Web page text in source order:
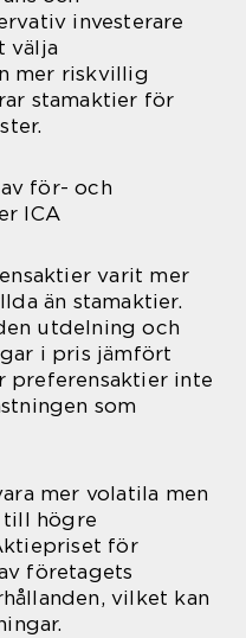
investerare
välja
mer riskvillig
stamaktier för
för- och
ICA
varit mer
än stamaktier.
utdelning och
i pris jämfört
preferensaktier inte
som
mer volatila men
till högre
för
företagets
vilket kan